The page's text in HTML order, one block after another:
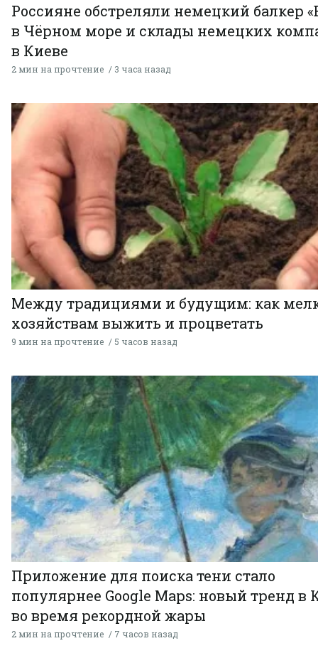
Россияне обстреляли немецкий балкер
в Чёрном море и склады немецких
в Киеве
2 мин на прочтение 3 часа назад
Между традициями и будущим: как
хозяйствам выжить и процветать
9 мин на прочтение 5 часов назад
Приложение для поиска тени стало
популярнее Google Maps: новый тренд в
во время рекордной жары
2 мин на прочтение 7 часов назад